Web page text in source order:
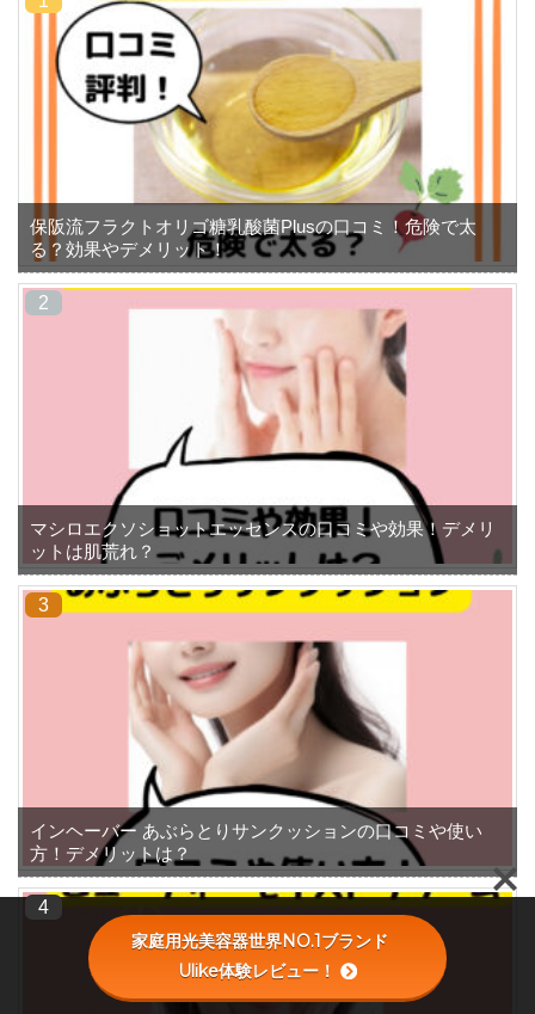
保阪流フラクトオリゴ糖乳酸菌Plusの口コミ！危険で太
る？効果やデメリット！
マシロエクソショットエッセンスの口コミや効果！デメリ
ットは肌荒れ？
インヘーバー あぶらとりサンクッションの口コミや使い
方！デメリットは？
家庭用光美容器世界NO.1ブランド
Ulike体験レビュー！